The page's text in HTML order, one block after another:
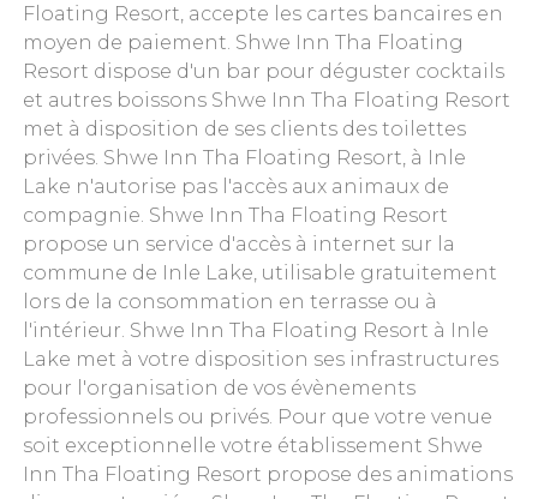
Floating Resort, accepte les cartes bancaires en
moyen de paiement. Shwe Inn Tha Floating
Resort dispose d'un bar pour déguster cocktails
et autres boissons Shwe Inn Tha Floating Resort
met à disposition de ses clients des toilettes
privées. Shwe Inn Tha Floating Resort, à Inle
Lake n'autorise pas l'accès aux animaux de
compagnie. Shwe Inn Tha Floating Resort
propose un service d'accès à internet sur la
commune de Inle Lake, utilisable gratuitement
lors de la consommation en terrasse ou à
l'intérieur. Shwe Inn Tha Floating Resort à Inle
Lake met à votre disposition ses infrastructures
pour l'organisation de vos évènements
professionnels ou privés. Pour que votre venue
soit exceptionnelle votre établissement Shwe
Inn Tha Floating Resort propose des animations